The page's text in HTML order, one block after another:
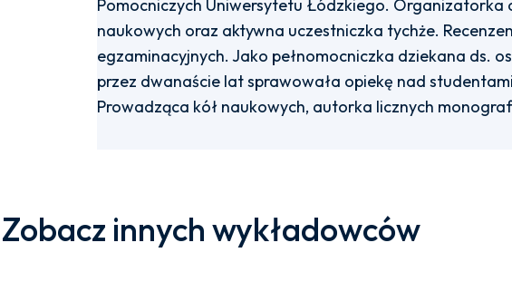
Pomocniczych Uniwersytetu Łódzkiego. Organizatorka
naukowych oraz aktywna uczestniczka tychże.
egzaminacyjnych. Jako pełnomocniczka dziekana ds.
przez dwanaście lat sprawowała opiekę nad
Prowadząca kół naukowych, autorka licznych
Zobacz innych wykładowców